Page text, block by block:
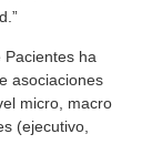
ha
asociaciones
micro, macro
(ejecutivo,